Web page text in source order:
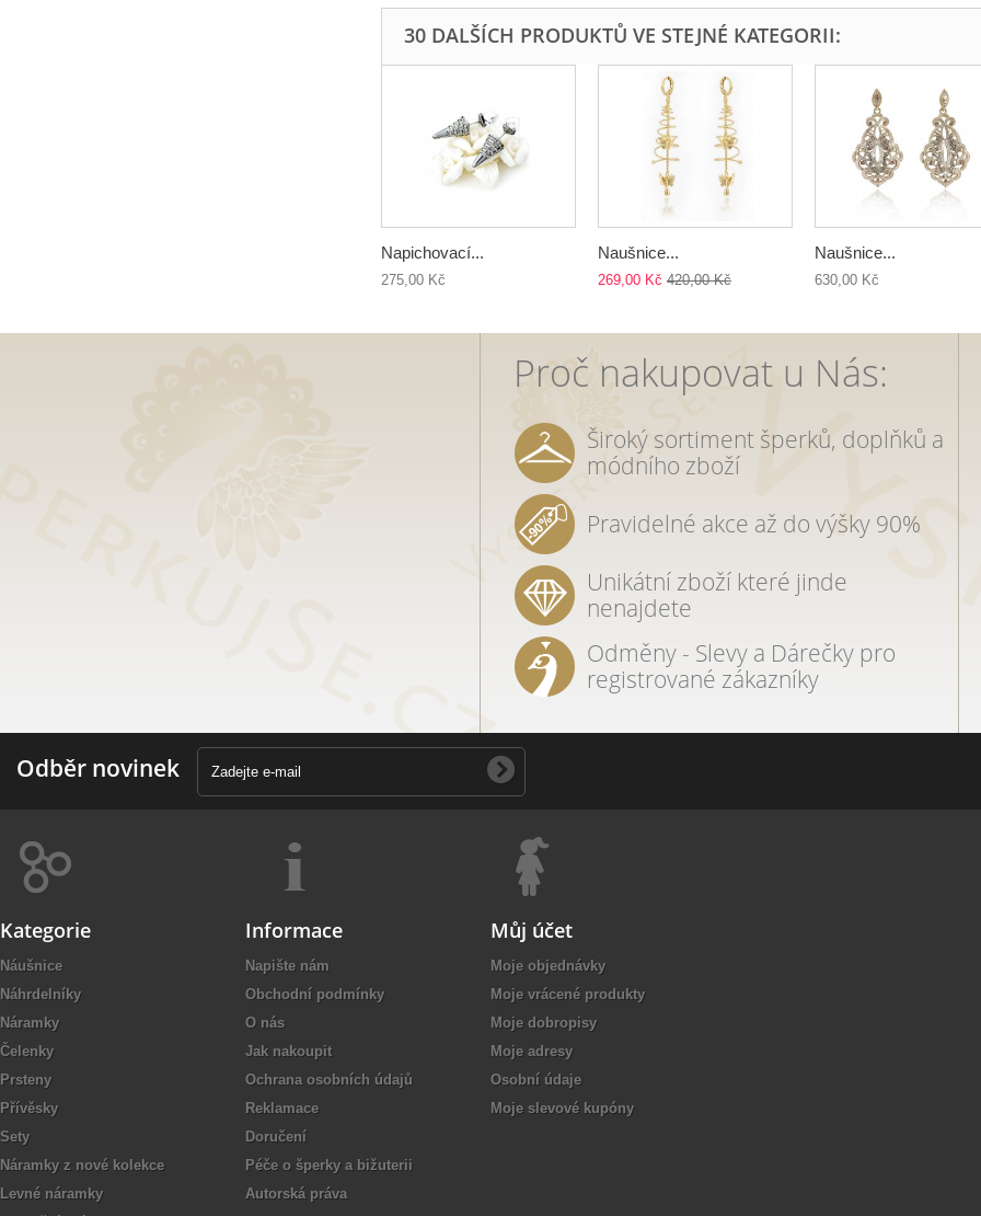
30 DALŠÍCH PRODUKTŮ VE STEJNÉ KATEGORII:
Napichovací...
275,00 Kč
Naušnice...
269,00 Kč 420,00 Kč
Naušnice...
630,00 Kč
Proč nakupovat u Nás:
Široký sortiment šperků, doplňků a
módního zboží
Pravidelné akce až do výšky 90%
Unikátní zboží které jinde
nenajdete
Odměny - Slevy a Dárečky pro
registrované zákazníky
Odběr novinek
Kategorie
Náušnice
Náhrdelníky
Náramky
Čelenky
Prsteny
Přívěsky
Sety
Náramky z nové kolekce
Levné náramky
Informace
Napište nám
Obchodní podmínky
O nás
Jak nakoupit
Ochrana osobních údajů
Reklamace
Doručení
Péče o šperky a bižuterii
Autorská práva
Můj účet
Moje objednávky
Moje vrácené produkty
Moje dobropisy
Moje adresy
Osobní údaje
Moje slevové kupóny